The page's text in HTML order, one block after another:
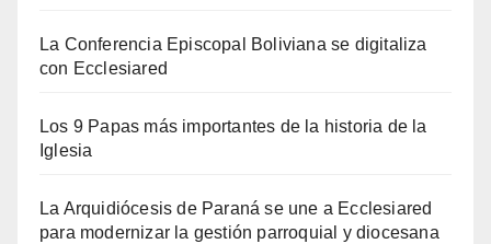
La Conferencia Episcopal Boliviana se digitaliza
con Ecclesiared
Los 9 Papas más importantes de la historia de la
Iglesia
La Arquidiócesis de Paraná se une a Ecclesiared
para modernizar la gestión parroquial y diocesana